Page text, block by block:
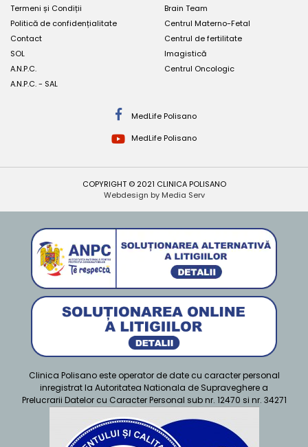
Termeni și Condiții
Politică de confidențialitate
Contact
SOL
A.N.P.C.
A.N.P.C. - SAL
Brain Team
Centrul Materno-Fetal
Centrul de fertilitate
Imagistică
Centrul Oncologic
MedLife Polisano
MedLife Polisano
COPYRIGHT © 2021 CLINICA POLISANO
Webdesign by Media Serv
Clinica Polisano este operator de date cu caracter personal
inregistrat la Autoritatea Nationala de Supraveghere a
Prelucrarii Datelor cu Caracter Personal sub nr. 12470 si nr. 34271